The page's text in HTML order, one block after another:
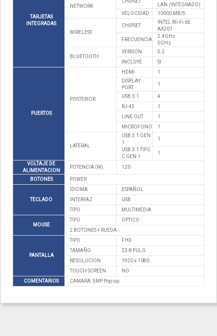
TARJETAS
INTEGRADAS
NETWORK
LAN (INTEGRADO)
VELOCIDAD
10000 MB/S
WIRELESS
CHIPSET
INTEL Wi-Fi 6E
AX201
FRECUENCIA
2.4GHz
5GHz
BLUETOOTH
VERSION
5.2
INCLUYE
SI
PUERTOS
POSTERIOR
HDMI
1
DISPLAY
PORT
1
USB 3.1
4
RJ-45
1
LINE OUT
1
MICROFONO
1
LATERAL
USB 3.1 GEN
1
1
USB 3.1 TIPO
C GEN 1
1
VOLTAJE DE
ALIMENTACION
POTENCIA (W) 120
BOTONES POWER
TECLADO
IDIOMA
ESPAÑOL
INTERFAZ
USB
TIPO
MULTIMEDIA
MOUSE
TIPO
OPTICO
2 BOTONES + RUEDA
PANTALLA
TIPO
FHD
TAMAÑO
23.8 PULG
RESOLUCION
1920 x 1080
TOUCH SCREEN
NO
COMENTARIOS
CAMARA: 5MP Pop-up